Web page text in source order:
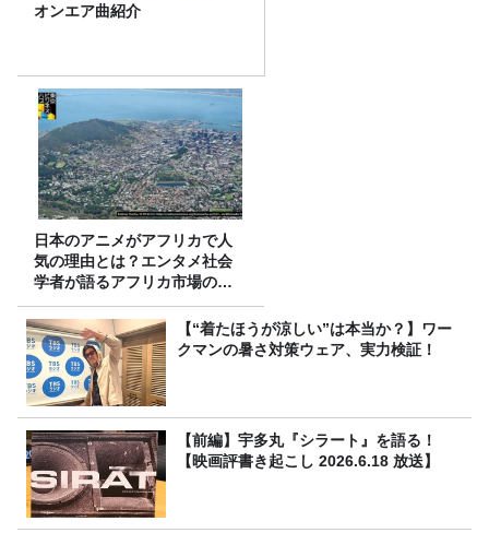
オンエア曲紹介
日本のアニメがアフリカで人
気の理由とは？エンタメ社会
学者が語るアフリカ市場のリ
アル
【“着たほうが涼しい”は本当か？】ワー
クマンの暑さ対策ウェア、実力検証！
【前編】宇多丸『シラート』を語る！
【映画評書き起こし 2026.6.18 放送】